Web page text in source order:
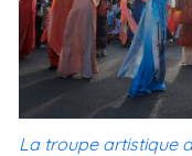
La troupe artistique